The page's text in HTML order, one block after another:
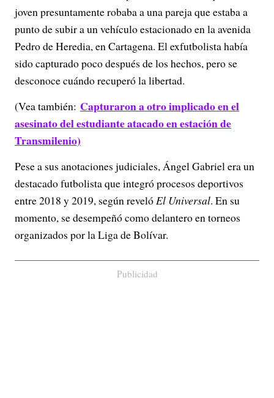
joven presuntamente robaba a una pareja que estaba a
punto de subir a un vehículo estacionado en la avenida
Pedro de Heredia, en Cartagena. El exfutbolista había
sido capturado poco después de los hechos, pero se
desconoce cuándo recuperó la libertad.
(Vea también: Capturaron a otro implicado en el
asesinato del estudiante atacado en estación de
Transmilenio)
Pese a sus anotaciones judiciales, Ángel Gabriel era un
destacado futbolista que integró procesos deportivos
entre 2018 y 2019, según revelóEl Universal. En su
momento, se desempeñó como delantero en torneos
organizados por la Liga de Bolívar.
Publicidad